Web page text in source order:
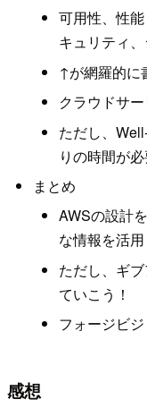
可用性、性
キュリティ
↑が網羅的に
クラウドサ
ただし、
りの時間が必
まとめ
AWSの設計
な情報を活用
ただし、ギ
ていこう！
フォージビ
感想